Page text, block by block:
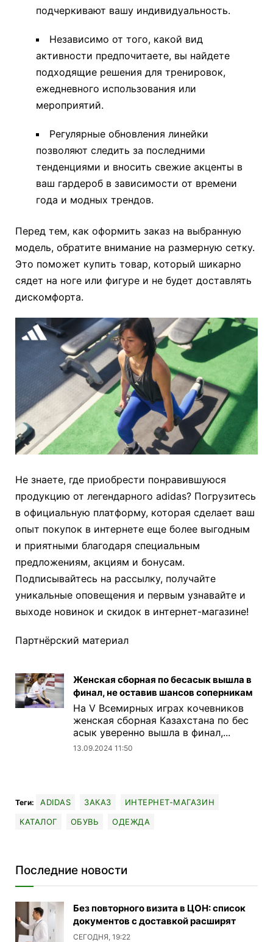
подчеркивают вашу индивидуальность.
Независимо от того, какой вид
активности предпочитаете, вы найдете
подходящие решения для тренировок,
ежедневного использования или
мероприятий.
Регулярные обновления линейки
позволяют следить за последними
тенденциями и вносить свежие акценты в
ваш гардероб в зависимости от времени
года и модных трендов.
Перед тем, как оформить заказ на выбранную
модель, обратите внимание на размерную сетку.
Это поможет купить товар, который шикарно
сядет на ноге или фигуре и не будет доставлять
дискомфорта.
Не знаете, где приобрести понравившуюся
продукцию от легендарного adidas? Погрузитесь
в официальную платформу, которая сделает ваш
опыт покупок в интернете еще более выгодным
и приятными благодаря специальным
предложениям, акциям и бонусам.
Подписывайтесь на рассылку, получайте
уникальные оповещения и первым узнавайте и
выходе новинок и скидок в интернет-магазине!
Партнёрский материал
Женская сборная по бесасык вышла в
финал, не оставив шансов соперникам
На V Всемирных играх кочевников
женская сборная Казахстана по бес
асык уверенно вышла в финал,...
13.09.2024 11:50
Теги: ADIDAS ЗАКАЗ
ИНТЕРНЕТ-МАГАЗИН
КАТАЛОГ
ОБУВЬ ОДЕЖДА
Последние новости
Без повторного визита в ЦОН: список
документов с доставкой расширят
СЕГОДНЯ, 19:22